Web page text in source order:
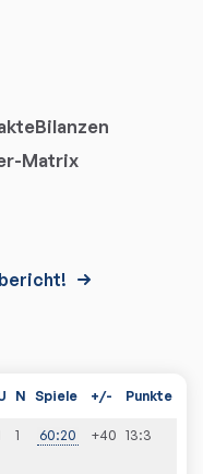
Bilanzen
Matrix
N Spiele +/- Punkte
1 60:20 +40 13:3